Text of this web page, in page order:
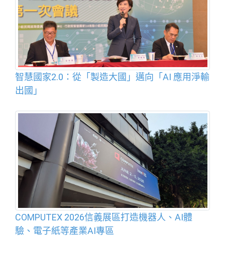
智慧國家2.0：從「製造大國」邁向「AI 應用淨輸
出國」
COMPUTEX 2026信義展區打造機器人、AI體
驗、電子紙等產業AI專區